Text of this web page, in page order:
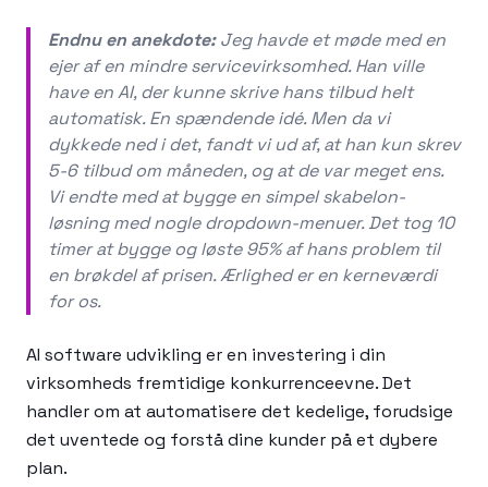
Endnu en anekdote:Jeg havde et møde med en
ejer af en mindre servicevirksomhed. Han ville
have en AI, der kunne skrive hans tilbud helt
automatisk. En spændende idé. Men da vi
dykkede ned i det, fandt vi ud af, at han kun skrev
5-6 tilbud om måneden, og at de var meget ens.
Vi endte med at bygge en simpel skabelon-
løsning med nogle dropdown-menuer. Det tog 10
timer at bygge og løste 95% af hans problem til
en brøkdel af prisen. Ærlighed er en kerneværdi
for os.
AI software udvikling er en investering i din
virksomheds fremtidige konkurrenceevne. Det
handler om at automatisere det kedelige, forudsige
det uventede og forstå dine kunder på et dybere
plan.